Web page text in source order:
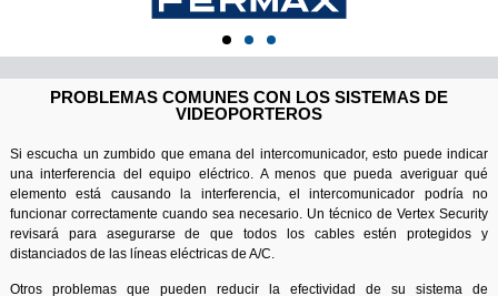
PROBLEMAS COMUNES CON LOS SISTEMAS DE
VIDEOPORTEROS
Si escucha un zumbido que emana del intercomunicador, esto puede indicar
una interferencia del equipo eléctrico. A menos que pueda averiguar qué
elemento está causando la interferencia, el intercomunicador podría no
funcionar correctamente cuando sea necesario. Un técnico de Vertex Security
revisará para asegurarse de que todos los cables estén protegidos y
distanciados de las líneas eléctricas de A/C.
Otros problemas que pueden reducir la efectividad de su sistema de